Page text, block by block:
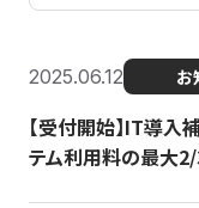
2025.06.12 お
【受付開始】IT導入
テム利用料の最大